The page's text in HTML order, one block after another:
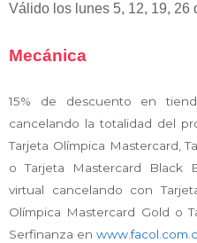
Válido los lunes 5, 12, 19, 26
Mecánica
15% de descuento en
cancelando la totalidad del
Tarjeta Olímpica Mastercard,
o Tarjeta Mastercard Black
virtual cancelando con
Olímpica Mastercard Gold o
Serfinanza en